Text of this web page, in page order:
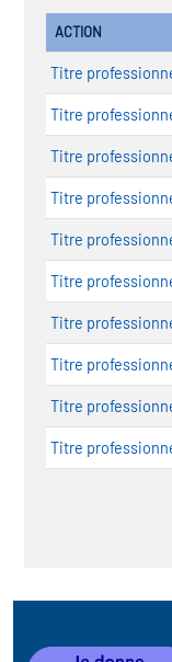
ACTION
Titre
Titre
Titre
Titre
Titre
Titre
Titre
Titre
Titre
Titre